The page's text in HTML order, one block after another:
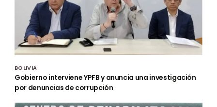
BOLIVIA
Gobierno interviene YPFB y anuncia una investigación
por denuncias de corrupción